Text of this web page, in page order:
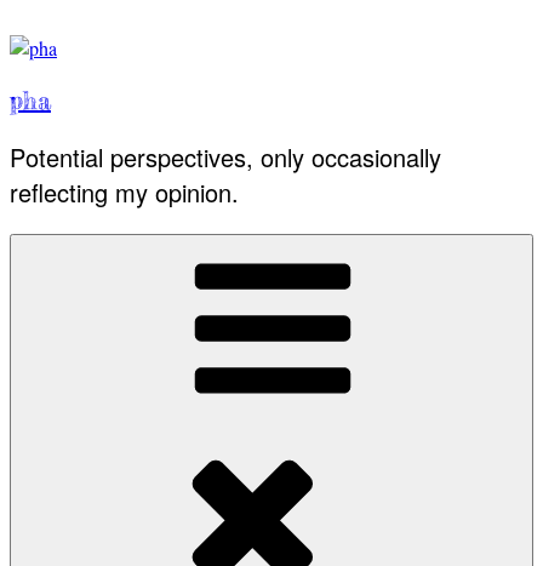
to
pha
Potential perspectives, only occasionally
reflecting my opinion.